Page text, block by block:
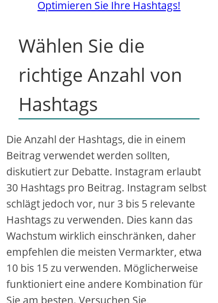
Optimieren Sie Ihre Hashtags!
Wählen Sie die
richtige Anzahl von
Hashtags
Die Anzahl der Hashtags, die in einem
Beitrag verwendet werden sollten,
diskutiert zur Debatte. Instagram erlaubt
30 Hashtags pro Beitrag. Instagram selbst
schlägt jedoch vor, nur 3 bis 5 relevante
Hashtags zu verwenden. Dies kann das
Wachstum wirklich einschränken, daher
empfehlen die meisten Vermarkter, etwa
10 bis 15 zu verwenden. Möglicherweise
funktioniert eine andere Kombination für
Sie am besten. Versuchen Sie,